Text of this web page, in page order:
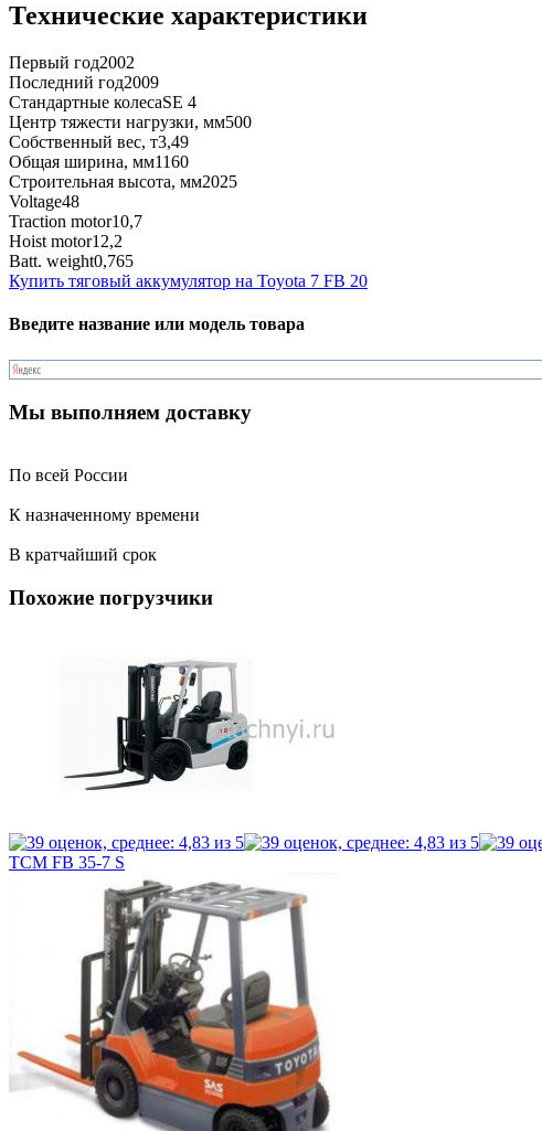
Технические характеристики
Первый год2002
Последний год2009
Стандартные колесаSE 4
Центр тяжести нагрузки, мм500
Собственный вес, т3,49
Общая ширина, мм1160
Строительная высота, мм2025
Voltage48
Traction motor10,7
Hoist motor12,2
Batt. weight0,765
Купить тяговый аккумулятор на Toyota 7 FB 20
Введите название или модель товара
Мы выполняем доставку
По всей России
К назначенному времени
В кратчайший срок
Похожие погрузчики
TCM FB 35-7 S